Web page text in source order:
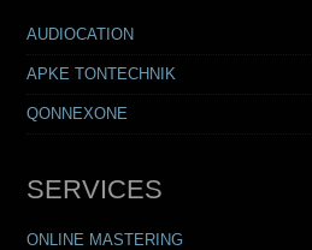
AUDIOCATION
APKE TONTECHNIK
QONNEXONE
SERVICES
ONLINE MASTERING